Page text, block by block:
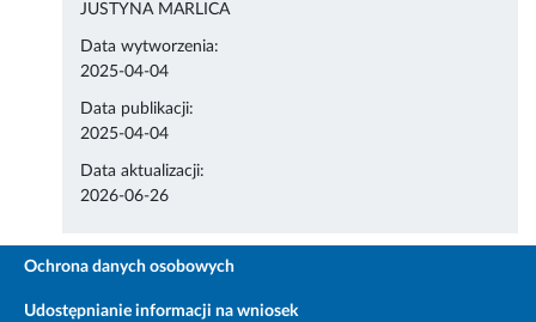
JUSTYNA MARLICA
Data wytworzenia:
2025-04-04
Data publikacji:
2025-04-04
Data aktualizacji:
2026-06-26
Ochrona danych osobowych
Udostępnianie informacji na wniosek